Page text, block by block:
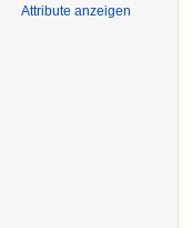
Attribute anzeigen